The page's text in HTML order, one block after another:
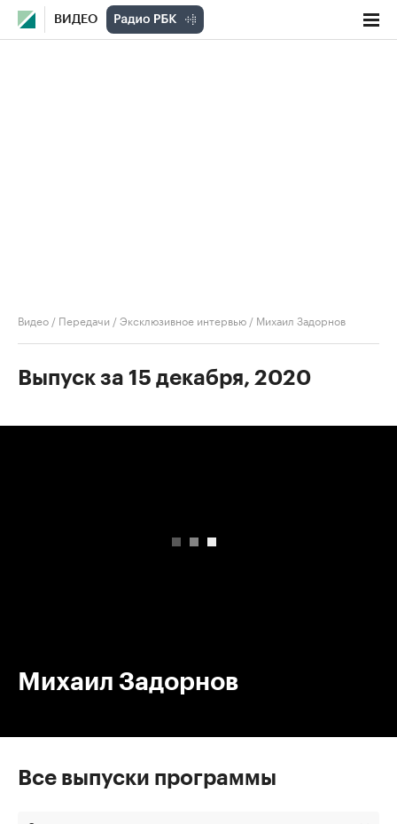
ВИДЕО
Видео / Передачи /Эксклюзивное интервью / Михаил Задорнов
Выпуск за 15 декабря, 2020
Михаил Задорнов
Все выпуски программы